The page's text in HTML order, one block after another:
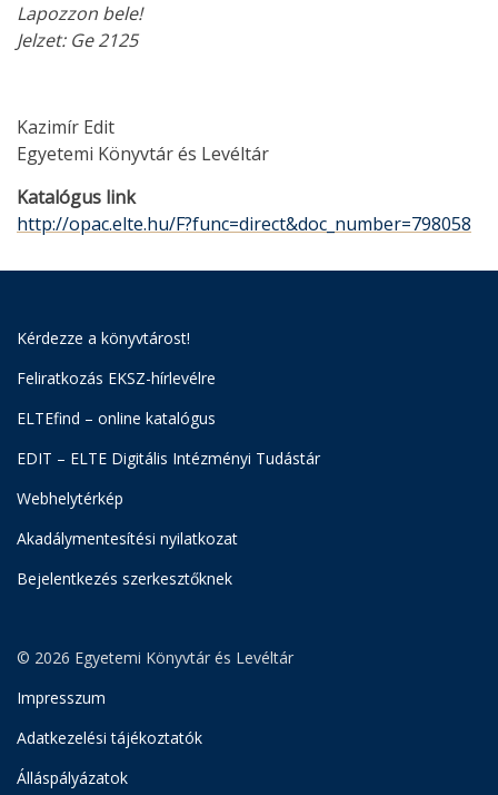
Lapozzon bele!
Jelzet: Ge 2125
Kazimír Edit
Egyetemi Könyvtár és Levéltár
Katalógus link
http://opac.elte.hu/F?func=direct&doc_number=798058
Kérdezze a könyvtárost!
Feliratkozás EKSZ-hírlevélre
ELTEfind – online katalógus
EDIT – ELTE Digitális Intézményi Tudástár
Webhelytérkép
Akadálymentesítési nyilatkozat
Bejelentkezés szerkesztőknek
© 2026 Egyetemi Könyvtár és Levéltár
Impresszum
Adatkezelési tájékoztatók
Álláspályázatok